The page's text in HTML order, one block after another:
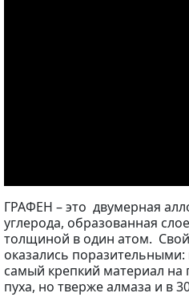
ГРАФЕН – это двумерная
углерода, образованная
толщиной в один атом.
оказались
самый крепкий материал на
пуха, но тверже алмаза и в